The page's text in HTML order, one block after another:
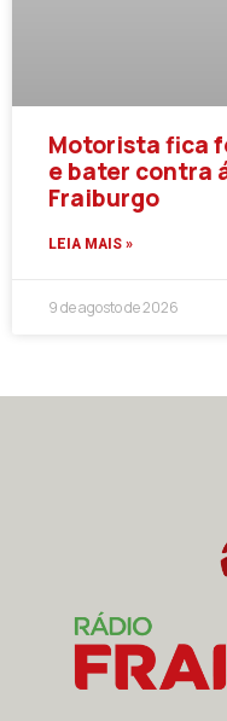
Motorista fica
e bater contra
Fraiburgo
LEIA MAIS »
9 de agosto de 2026